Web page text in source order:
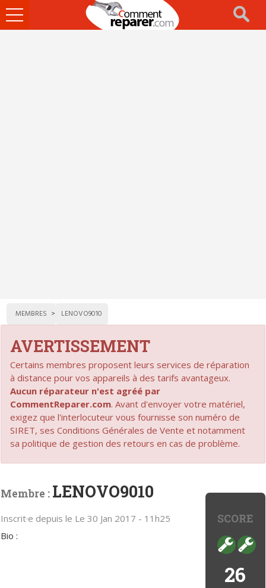
Ouvrir
le
MEMBRES LENOVO9010
AVERTISSEMENT
Certains membres proposent leurs services de réparation
à distance pour vos appareils à des tarifs avantageux.
Aucun réparateur n'est agréé par
CommentReparer.com. Avant d'envoyer votre matériel,
exigez que l'interlocuteur vous fournisse son numéro de
SIRET, ses Conditions Générales de Vente et notamment
sa politique de gestion des retours en cas de problème.
SCORE
26
Membre : LENOVO9010
Inscrit·e depuis le Le 30 Jan 2017 - 11h25
Bio :